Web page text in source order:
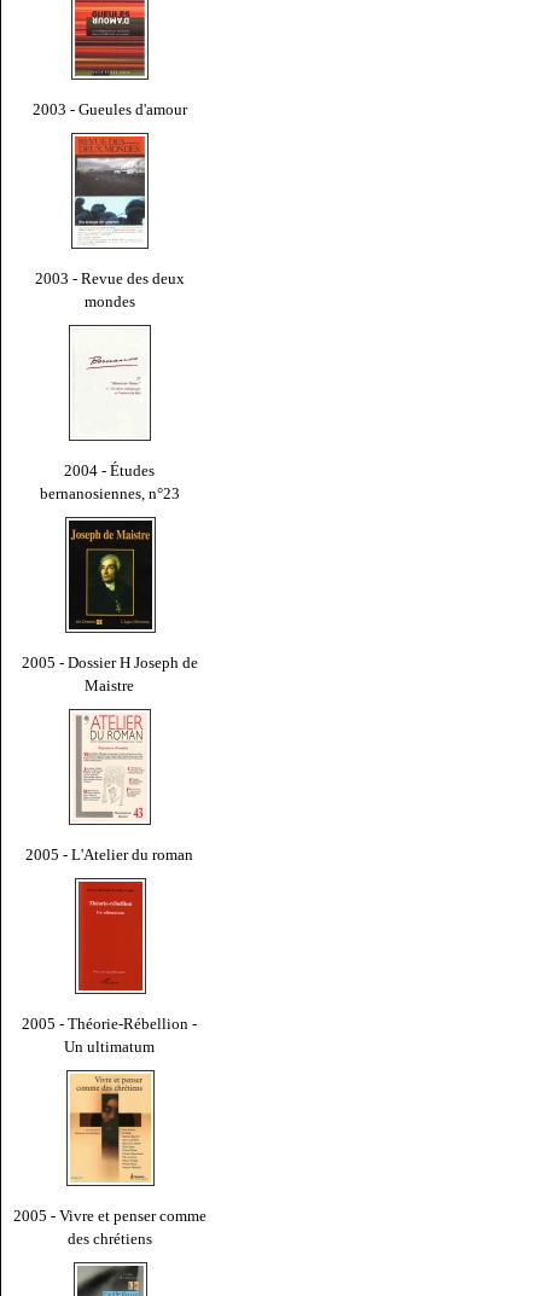
2003 - Gueules d'amour
2003 - Revue des deux
mondes
2004 - Études
bernanosiennes, n°23
2005 - Dossier H Joseph de
Maistre
2005 - L'Atelier du roman
2005 - Théorie-Rébellion -
Un ultimatum
2005 - Vivre et penser comme
des chrétiens